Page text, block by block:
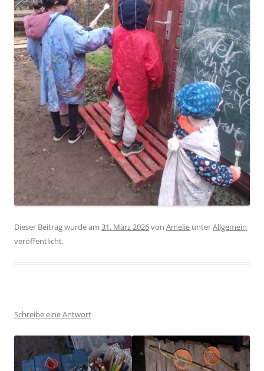
Dieser Beitrag wurde am 31. März 2026von Amelie unterAllgemein
veröffentlicht.
Schreibe eine Antwort